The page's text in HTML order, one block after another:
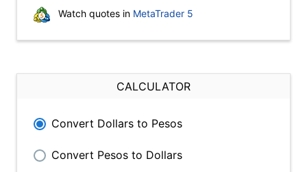
Watch quotes in MetaTrader 5
CALCULATOR
Convert Dollars to Pesos
Convert Pesos to Dollars